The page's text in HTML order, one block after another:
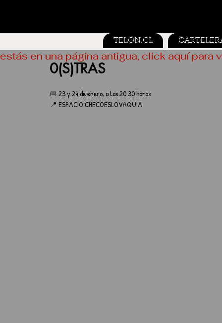
TELON.CL
0(S)TRAS
📅 23 y 24 de enero, a las 20.30 horas
📍 ESPACIO CHECOESLOVAQUIA
estás en una página antigua, click aquí para